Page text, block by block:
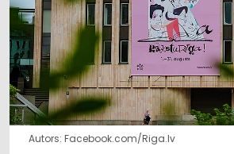
Autors: Facebook.com/Riga.lv